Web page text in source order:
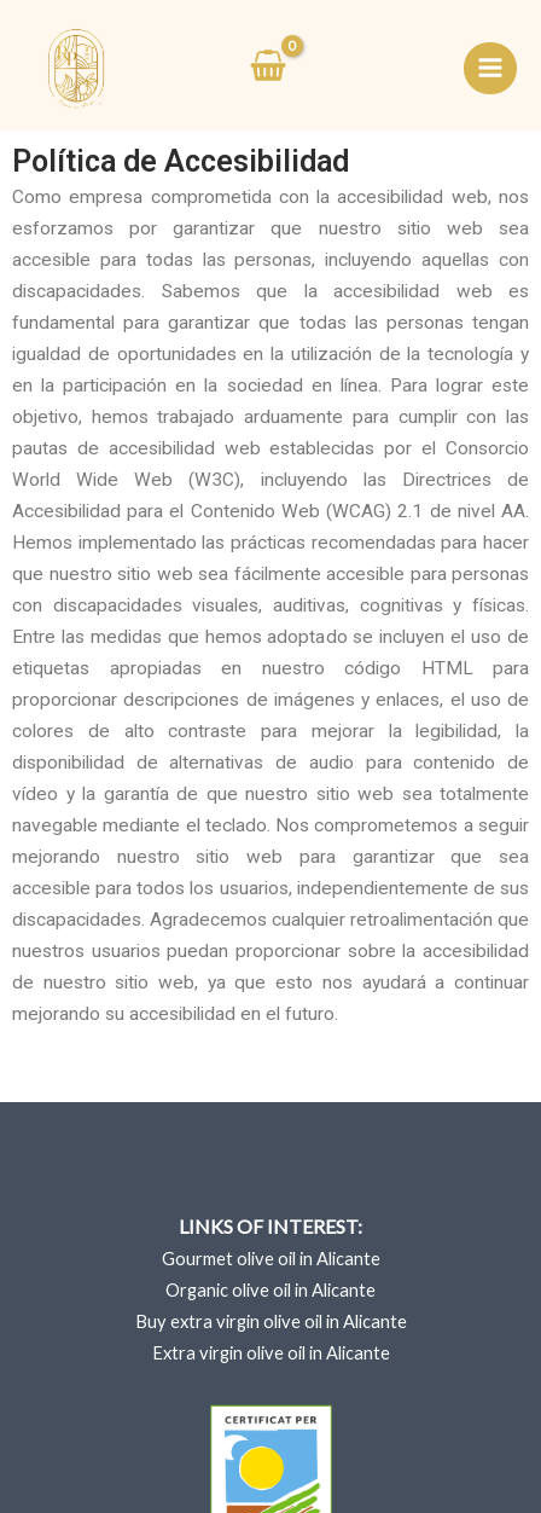
Política de Accesibilidad
Como empresa comprometida con la accesibilidad web, nos
esforzamos por garantizar que nuestro sitio web sea
accesible para todas las personas, incluyendo aquellas con
discapacidades. Sabemos que la accesibilidad web es
fundamental para garantizar que todas las personas tengan
igualdad de oportunidades en la utilización de la tecnología y
en la participación en la sociedad en línea. Para lograr este
objetivo, hemos trabajado arduamente para cumplir con las
pautas de accesibilidad web establecidas por el Consorcio
World Wide Web (W3C), incluyendo las Directrices de
Accesibilidad para el Contenido Web (WCAG) 2.1 de nivel AA.
Hemos implementado las prácticas recomendadas para hacer
que nuestro sitio web sea fácilmente accesible para personas
con discapacidades visuales, auditivas, cognitivas y físicas.
Entre las medidas que hemos adoptado se incluyen el uso de
etiquetas apropiadas en nuestro código HTML para
proporcionar descripciones de imágenes y enlaces, el uso de
colores de alto contraste para mejorar la legibilidad, la
disponibilidad de alternativas de audio para contenido de
vídeo y la garantía de que nuestro sitio web sea totalmente
navegable mediante el teclado. Nos comprometemos a seguir
mejorando nuestro sitio web para garantizar que sea
accesible para todos los usuarios, independientemente de sus
discapacidades. Agradecemos cualquier retroalimentación que
nuestros usuarios puedan proporcionar sobre la accesibilidad
de nuestro sitio web, ya que esto nos ayudará a continuar
mejorando su accesibilidad en el futuro.
LINKS OF INTEREST:
Gourmet olive oil in Alicante
Organic olive oil in Alicante
Buy extra virgin olive oil in Alicante
Extra virgin olive oil in Alicante